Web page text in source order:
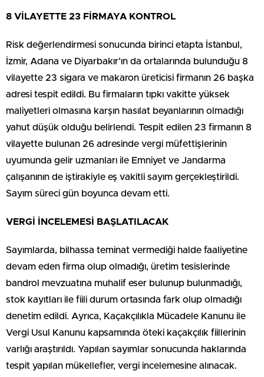
8 VİLAYETTE 23 FİRMAYA KONTROL
Risk değerlendirmesi sonucunda birinci etapta İstanbul,
İzmir, Adana ve Diyarbakır’ın da ortalarında bulunduğu 8
vilayette 23 sigara ve makaron üreticisi firmanın 26 başka
adresi tespit edildi. Bu firmaların tıpkı vakitte yüksek
maliyetleri olmasına karşın hasılat beyanlarının olmadığı
yahut düşük olduğu belirlendi. Tespit edilen 23 firmanın 8
vilayette bulunan 26 adresinde vergi müfettişlerinin
uyumunda gelir uzmanları ile Emniyet ve Jandarma
çalışanının de iştirakiyle eş vakitli sayım gerçekleştirildi.
Sayım süreci gün boyunca devam etti.
VERGİ İNCELEMESİ BAŞLATILACAK
Sayımlarda, bilhassa teminat vermediği halde faaliyetine
devam eden firma olup olmadığı, üretim tesislerinde
bandrol mevzuatına muhalif eser bulunup bulunmadığı,
stok kayıtları ile fiili durum ortasında fark olup olmadığı
denetim edildi. Ayrıca, Kaçakçılıkla Mücadele Kanunu ile
Vergi Usul Kanunu kapsamında öteki kaçakçılık fiillerinin
varlığı araştırıldı. Yapılan sayımlar sonucunda haklarında
tespit yapılan mükellefler, vergi incelemesine alınacak.